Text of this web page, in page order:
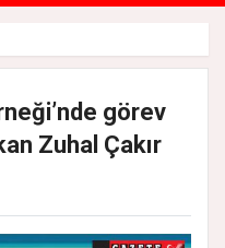
görev
Zuhal Çakır